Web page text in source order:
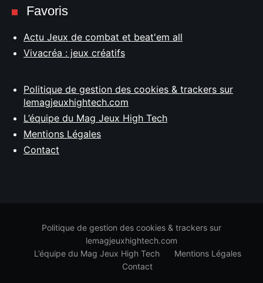
Favoris
Actu Jeux de combat et beat'em all
Vivacréa : jeux créatifs
Politique de gestion des cookies & trackers sur
lemagjeuxhightech.com
L’équipe du Mag Jeux High Tech
Mentions Légales
Contact
Politique de gestion des cookies & trackers sur
lemagjeuxhightech.com
L’équipe du Mag Jeux High Tech
Mentions Légales
Contact